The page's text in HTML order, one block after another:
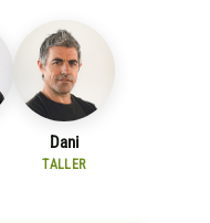
Dani
TALLER